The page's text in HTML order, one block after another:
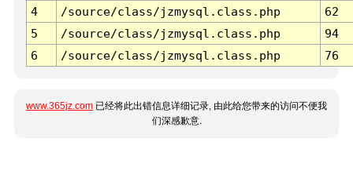
4
/source/class/jzmysql.class.php
62
5
/source/class/jzmysql.class.php
94
6
/source/class/jzmysql.class.php 76
www.365jz.com 已经将此出错信息详细记录, 由此给您带来的访问不便我
们深感歉意.